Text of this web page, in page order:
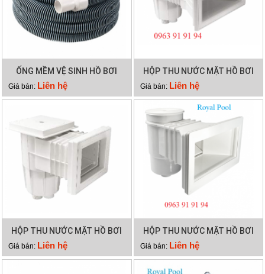
ỐNG MỀM VỆ SINH HỒ BƠI
12M 2 LỚP
Giá bán: Liên hệ
HỘP THU NƯỚC MẶT HỒ BƠI
EMAUX EM0140
Giá bán: Liên hệ
HỘP THU NƯỚC MẶT HỒ BƠI
EMAUX EM0130
Giá bán: Liên hệ
HỘP THU NƯỚC MẶT HỒ BƠI
EMAUX EM0020
Giá bán: Liên hệ